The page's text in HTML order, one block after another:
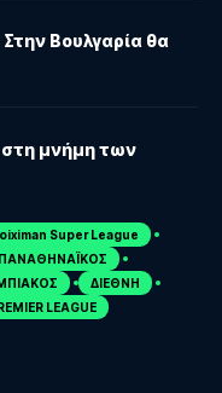
Βουλγαρία θα
στη μνήμη των
Super League
ΠΑΝΑΘΗΝΑΪΚΟΣ
ΔΙΕΘΝΗ
LEAGUE